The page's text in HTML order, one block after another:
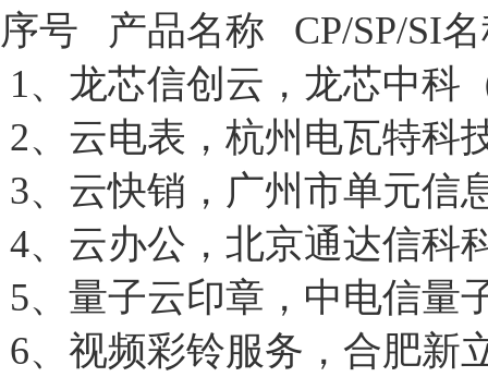
序号 产品名称 CP/SP/SI
1、龙芯信创云，龙芯中科
2、云电表，杭州电瓦特科
3、云快销，广州市单元信
4、云办公，北京通达信科
5、量子云印章，中电信量
6、视频彩铃服务，合肥新